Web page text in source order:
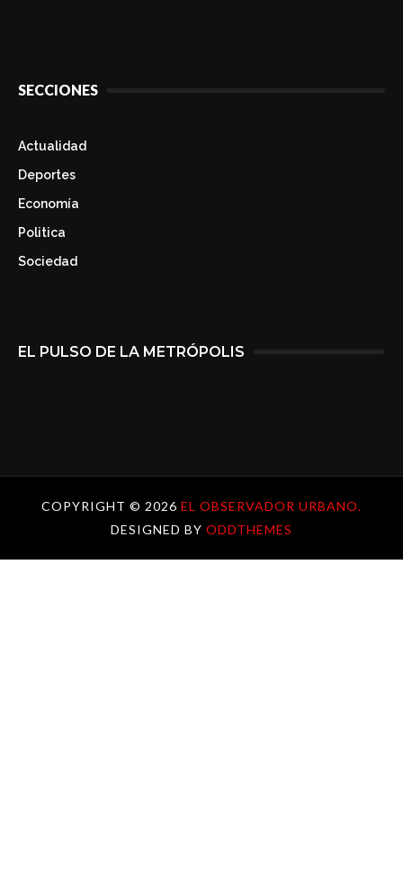
SECCIONES
Actualidad
Deportes
Economía
Politica
Sociedad
EL PULSO DE LA METRÓPOLIS
COPYRIGHT © 2026 EL OBSERVADOR URBANO.
DESIGNED BY ODDTHEMES